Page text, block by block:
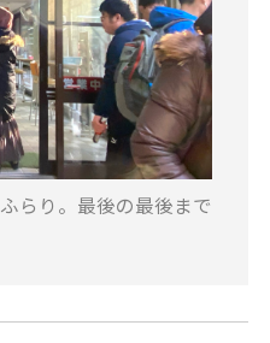
らり。最後の最後まで